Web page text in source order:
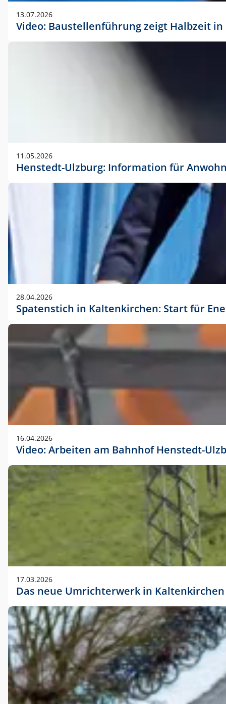
13.07.2026
Video: Baustellenführung zeigt Halbzeit
11.05.2026
Henstedt-Ulzburg: Information für
28.04.2026
Spatenstich in Kaltenkirchen: Start für
16.04.2026
Video: Arbeiten am Bahnhof Henstedt-
17.03.2026
Das neue Umrichterwerk in Kaltenkirchen